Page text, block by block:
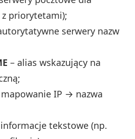
priorytetami);
serwery nazw
– alias wskazujący na
IP → nazwa
tekstowe (np.